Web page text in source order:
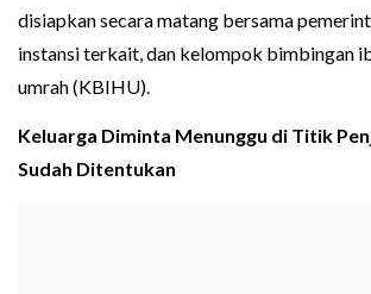
disiapkan secara matang bersama
instansi terkait, dan kelompok bimbingan
umrah (KBIHU).
Keluarga Diminta Menunggu di Titik
Sudah Ditentukan